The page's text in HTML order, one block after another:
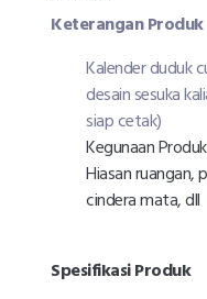
Keterangan Produk
Kalender duduk
desain sesuka
siap cetak)
Kegunaan Produk
Hiasan ruangan,
cindera mata, dll
Spesifikasi Produk